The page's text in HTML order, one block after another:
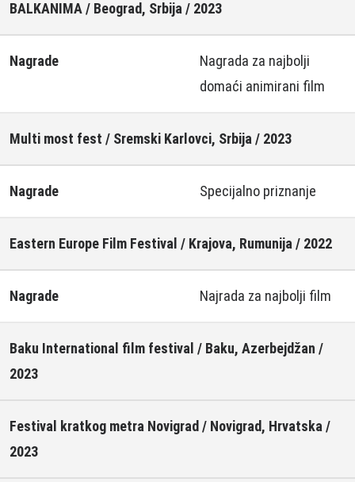
BALKANIMA / Beograd, Srbija / 2023
Nagrade
Nagrada za najbolji
domaći animirani film
Multi most fest / Sremski Karlovci, Srbija / 2023
Nagrade Specijalno priznanje
Eastern Europe Film Festival / Krajova, Rumunija / 2022
Nagrade Najrada za najbolji film
Baku International film festival / Baku, Azerbejdžan /
2023
Festival kratkog metra Novigrad / Novigrad, Hrvatska /
2023